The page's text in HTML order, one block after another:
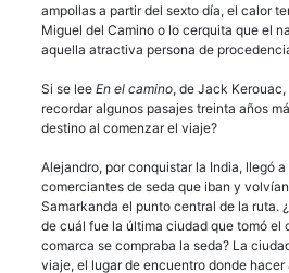
ampollas a partir del sexto día, el calor
Miguel del Camino o lo cerquita que el
aquella atractiva persona de
Si se lee En el camino, de Jack
recordar algunos pasajes treinta años
destino al comenzar el viaje?
Alejandro, por conquistar la India, llegó
comerciantes de seda que iban y
Samarkanda el punto central de la ruta.
de cuál fue la última ciudad que tomó el
comarca se compraba la seda? La
viaje, el lugar de encuentro donde